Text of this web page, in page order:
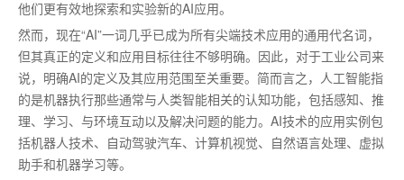
他们更有效地探索和实验新的AI应用。
然而，现在“AI”一词几乎已成为所有尖端技术应用的通用代名词，
但其真正的定义和应用目标往往不够明确。因此，对于工业公司来
说，明确AI的定义及其应用范围至关重要。简而言之，人工智能指
的是机器执行那些通常与人类智能相关的认知功能，包括感知、推
理、学习、与环境互动以及解决问题的能力。AI技术的应用实例包
括机器人技术、自动驾驶汽车、计算机视觉、自然语言处理、虚拟
助手和机器学习等。